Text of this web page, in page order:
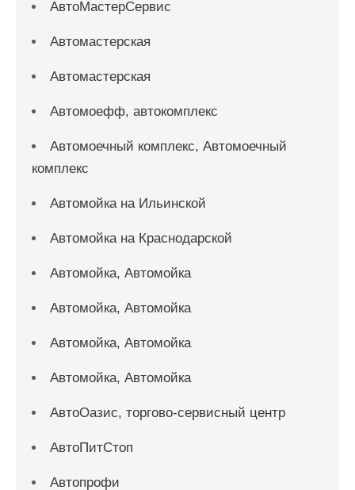
АвтоМастерСервис
Автомастерская
Автомастерская
Автомоефф, автокомплекс
Автомоечный комплекс, Автомоечный
комплекс
Автомойка на Ильинской
Автомойка на Краснодарской
Автомойка, Автомойка
Автомойка, Автомойка
Автомойка, Автомойка
Автомойка, Автомойка
АвтоОазис, торгово-сервисный центр
АвтоПитСтоп
Автопрофи